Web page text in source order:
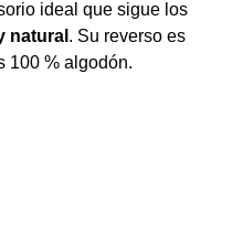
ideal que sigue los
natural . Su reverso es
100 % algodón.